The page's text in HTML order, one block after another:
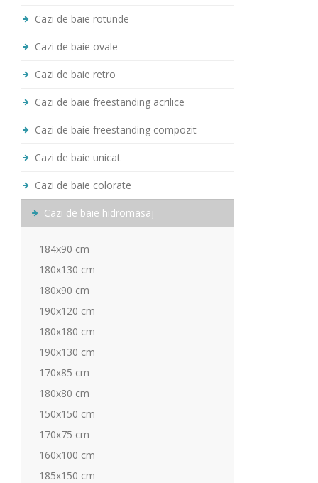
Cazi de baie rotunde
Cazi de baie ovale
Cazi de baie retro
Cazi de baie freestanding acrilice
Cazi de baie freestanding compozit
Cazi de baie unicat
Cazi de baie colorate
Cazi de baie hidromasaj
184x90 cm
180x130 cm
180x90 cm
190x120 cm
180x180 cm
190x130 cm
170x85 cm
180x80 cm
150x150 cm
170x75 cm
160x100 cm
185x150 cm